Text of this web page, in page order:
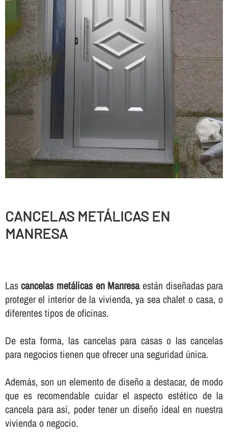
CANCELAS METÁLICAS EN
MANRESA
Lascancelas metálicas en Manresaestán diseñadas para
proteger el interior de la vivienda, ya sea chalet o casa, o
diferentes tipos de oficinas.
De esta forma, las cancelas para casas o las cancelas
para negocios tienen que ofrecer una seguridad única.
Además, son un elemento de diseño a destacar, de modo
que es recomendable cuidar el aspecto estético de la
cancela para así­, poder tener un diseño ideal en nuestra
vivienda o negocio.